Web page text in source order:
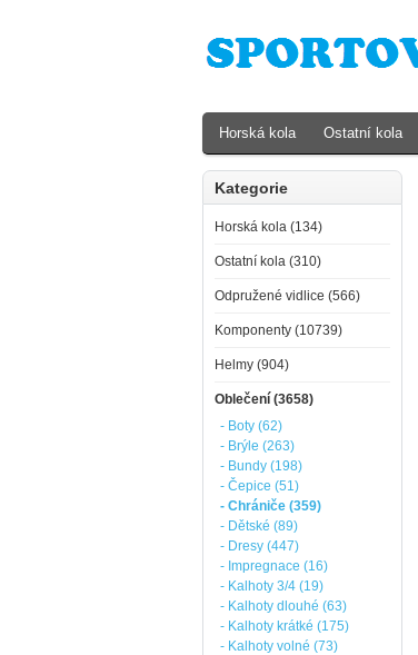
Kategorie
Horská kola (134)
Ostatní kola (310)
Odpružené vidlice (566)
Komponenty (10739)
Helmy (904)
Oblečení (3658)
- Boty (62)
- Brýle (263)
- Bundy (198)
- Čepice (51)
- Chrániče (359)
- Dětské (89)
- Dresy (447)
- Impregnace (16)
- Kalhoty 3/4 (19)
- Kalhoty dlouhé (63)
- Kalhoty krátké (175)
- Kalhoty volné (73)
Horská kola Ostatní kola